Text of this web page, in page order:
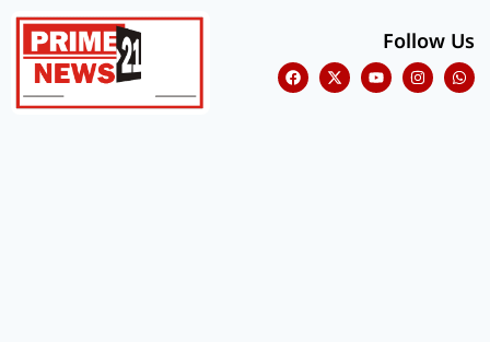
Follow Us